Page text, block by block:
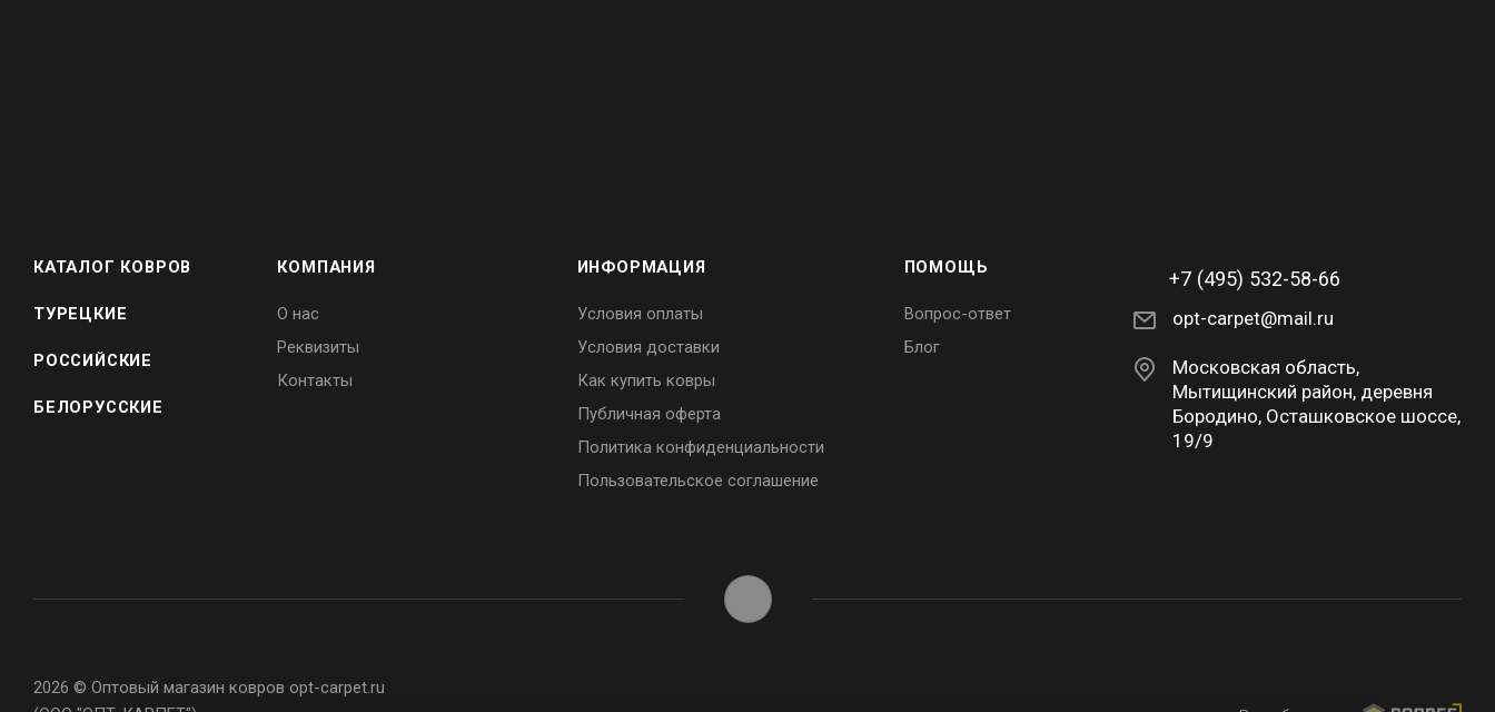
КАТАЛОГ КОВРОВ
ТУРЕЦКИЕ
РОССИЙСКИЕ
БЕЛОРУССКИЕ
КОМПАНИЯ
О нас
Реквизиты
Контакты
ИНФОРМАЦИЯ
Условия оплаты
Условия доставки
Как купить ковры
Публичная оферта
Политика конфиденциальности
Пользовательское соглашение
ПОМОЩЬ
Вопрос-ответ
Блог
+7 (495) 532-58-66
opt-carpet@mail.ru
Московская область,
Мытищинский район, деревня
Бородино, Осташковское шоссе,
19/9
2026 © Оптовый магазин ковров opt-carpet.ru